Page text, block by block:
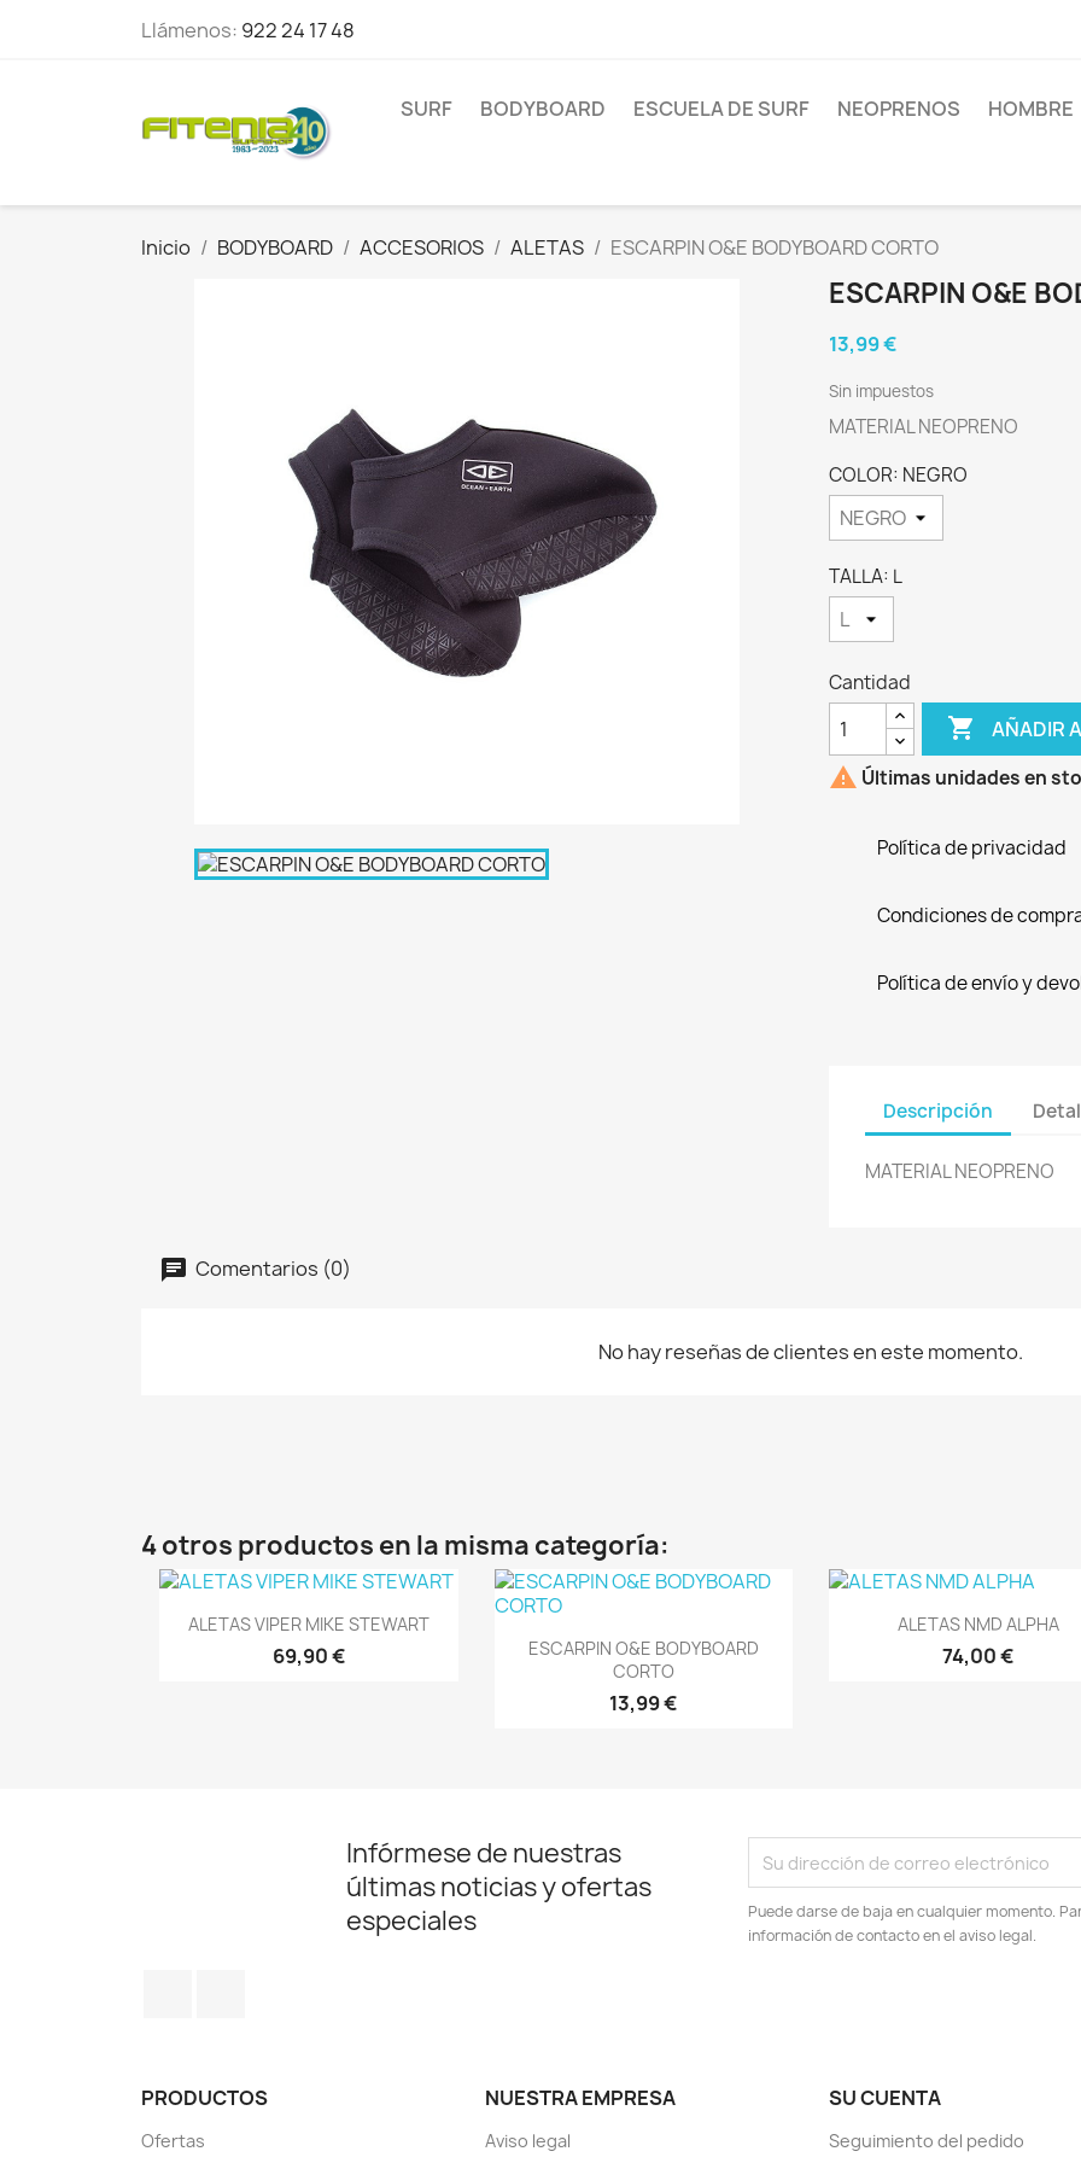
Llámenos: 922 24 17 48
SURF BODYBOARD ESCUELA DE SURF NEOPRENOS HOMBRE
Inicio BODYBOARD ACCESORIOS ALETAS ESCARPIN O&E BODYBOARD CORTO
ESCARPIN O&E
13,99 €
Sin impuestos
MATERIAL NEOPRENO
COLOR: NEGRO
TALLA: L
Cantidad
 AÑADIR
 Últimas unidades en
Política de privacidad
Condiciones de
Política de envío y
Descripción
MATERIAL NEOPRENO
Comentarios (0)
No hay reseñas de clientes en este momento.
4 otros productos en la misma categoría:
Vista rápida
ALETAS VIPER MIKE STEWART
69,90 € Vista rápida
ESCARPIN O&E BODYBOARD
CORTO
13,99 €
Vista rápida
ALETAS NMD ALPHA
74,00 €
Infórmese de nuestras
últimas noticias y ofertas
especiales
Puede darse de baja en cualquier momento.
información de contacto en el aviso legal.
PRODUCTOS
Ofertas
NUESTRA EMPRESA
Aviso legal
SU CUENTA
Seguimiento del pedido